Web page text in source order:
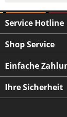
Service Hotline
Shop Service
Einfache
Ihre Sicherheit